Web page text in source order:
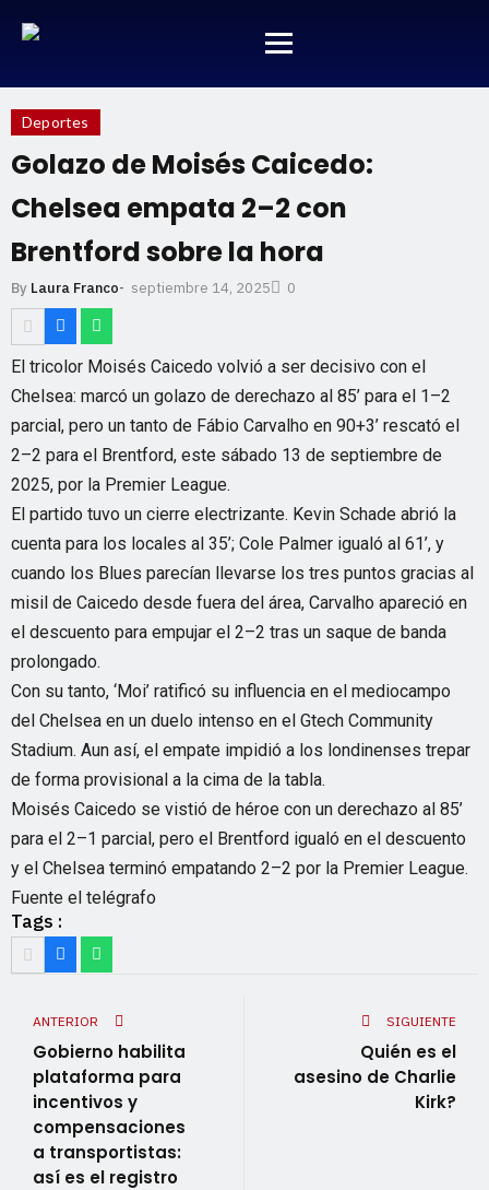
Deportes
Golazo de Moisés Caicedo:
Chelsea empata 2–2 con
Brentford sobre la hora
By Laura Franco- septiembre 14, 2025 0
El tricolor Moisés Caicedo volvió a ser decisivo con el
Chelsea: marcó un golazo de derechazo al 85’ para el 1–2
parcial, pero un tanto de Fábio Carvalho en 90+3’ rescató el
2–2 para el Brentford, este sábado 13 de septiembre de
2025, por la Premier League.
El partido tuvo un cierre electrizante. Kevin Schade abrió la
cuenta para los locales al 35’; Cole Palmer igualó al 61’, y
cuando los Blues parecían llevarse los tres puntos gracias al
misil de Caicedo desde fuera del área, Carvalho apareció en
el descuento para empujar el 2–2 tras un saque de banda
prolongado.
Con su tanto, ‘Moi’ ratificó su influencia en el mediocampo
del Chelsea en un duelo intenso en el Gtech Community
Stadium. Aun así, el empate impidió a los londinenses trepar
de forma provisional a la cima de la tabla.
Moisés Caicedo se vistió de héroe con un derechazo al 85’
para el 2–1 parcial, pero el Brentford igualó en el descuento
y el Chelsea terminó empatando 2–2 por la Premier League.
Fuente el telégrafo
Tags :
ANTERIOR
Gobierno habilita
plataforma para
incentivos y
compensaciones
a transportistas:
así es el registro
SIGUIENTE
Quién es el
asesino de Charlie
Kirk?